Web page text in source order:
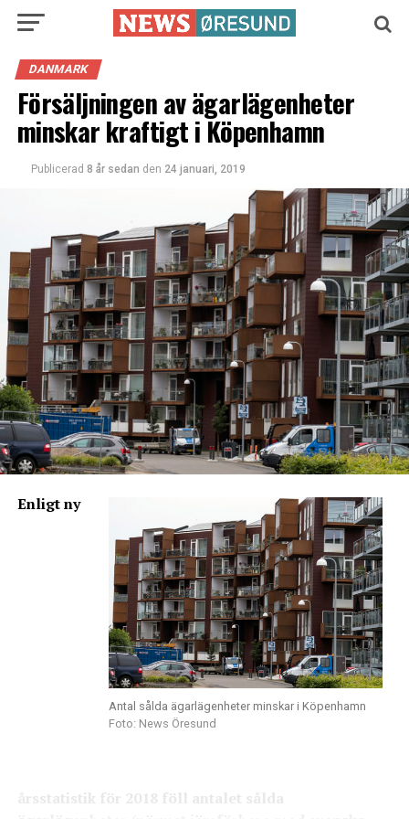
DANMARK
Försäljningen av ägarlägenheter
minskar kraftigt i Köpenhamn
Publicerad 8 år sedan den 24 januari, 2019
Antal sålda ägarlägenheter minskar i Köpenhamn
Foto: News Öresund
Enligt ny
årsstatistik för 2018 föll antalet sålda